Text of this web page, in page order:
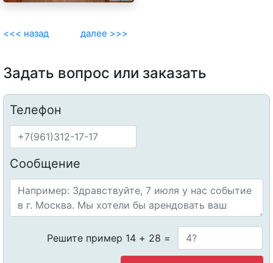
<<< назад далее >>>
Задать вопрос или заказать
Телефон
Сообщение
Решите пример 14 + 28 =